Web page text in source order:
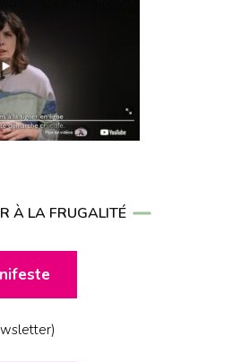
À LA FRUGALITÉ